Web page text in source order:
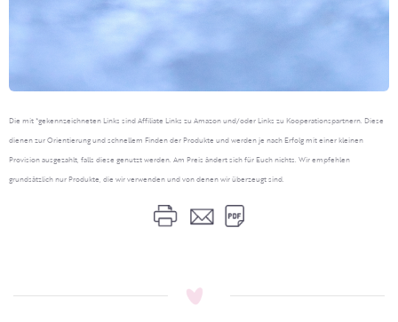
Die mit *gekennzeichneten Links sind Affiliate Links zu Amazon und/oder Links zu Kooperationspartnern. Diese
dienen zur Orientierung und schnellem Finden der Produkte und werden je nach Erfolg mit einer kleinen
Provision ausgezahlt, falls diese genutzt werden. Am Preis ändert sich für Euch nichts. Wir empfehlen
grundsätzlich nur Produkte, die wir verwenden und von denen wir überzeugt sind.